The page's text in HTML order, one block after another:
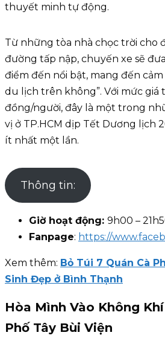
thuyết minh tự động.
Từ những tòa nhà chọc trời cho
đường tấp nập, chuyến xe sẽ
điểm đến nổi bật, mang đến
du lịch trên không”. Với mức giá
đồng/người, đây là một trong
vị ở TP.HCM dịp Tết Dương lịch
ít nhất một lần.
Thông tin:
Giờ hoạt động: 9h00 –
Fanpage: https://
Xem thêm: Bỏ Túi 7 Quán Cà
Sinh Đẹp ở Bình Thạnh
Hòa Mình Vào Không
Phố Tây Bùi Viện